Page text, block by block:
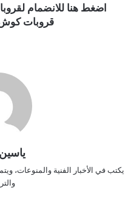
اضغط هنا للانضمام
قروبات كوش
يكتب في الأخبار الفنية والمنوعات،